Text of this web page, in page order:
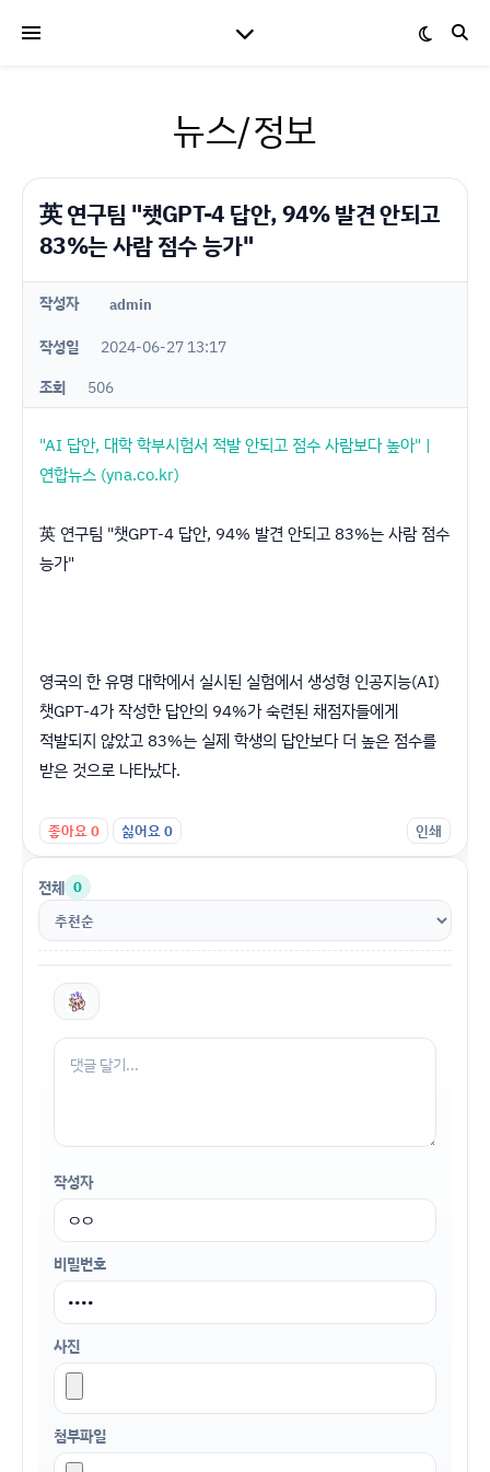
뉴스/정보
英 연구팀 "챗GPT-4 답안, 94% 발견 안되고
83%는 사람 점수 능가"
작성자 admin
작성일
2024-06-27 13:17
조회
506
"AI 답안, 대학 학부시험서 적발 안되고 점수 사람보다 높아" |
연합뉴스 (yna.co.kr)
英 연구팀 "챗GPT-4 답안, 94% 발견 안되고 83%는 사람 점수
능가"
영국의 한 유명 대학에서 실시된 실험에서 생성형 인공지능(AI)
챗GPT-4가 작성한 답안의 94%가 숙련된 채점자들에게
적발되지 않았고 83%는 실제 학생의 답안보다 더 높은 점수를
받은 것으로 나타났다.
좋아요0 싫어요0 인쇄
전체 0
작성자
비밀번호
사진
첨부파일